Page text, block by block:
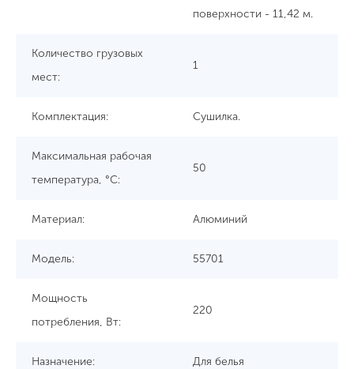
поверхности - 11,42 м.
Количество грузовых
мест:
1
Комплектация: Сушилка.
Максимальная рабочая
температура, °С:
50
Материал: Алюминий
Модель: 55701
Мощность
потребления, Вт:
220
Назначение: Для белья